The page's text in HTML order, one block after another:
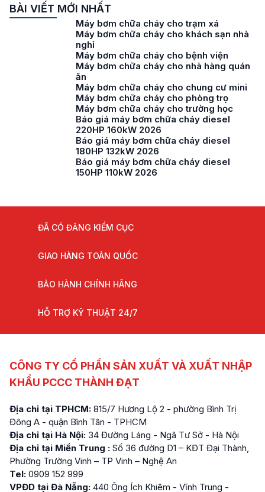
BÀI VIẾT MỚI NHẤT
Máy bơm chữa cháy cho trạm xá
Máy bơm chữa cháy cho khách sạn nhà
nghỉ
Máy bơm chữa cháy cho bệnh viện
Máy bơm chữa cháy cho nhà hàng quán
ăn
Máy bơm chữa cháy cho chung cư mini
Máy bơm chữa cháy cho phòng trọ
Máy bơm chữa cháy cho trường học
Báo giá máy bơm chữa cháy diesel
220HP 160kW 2026
Báo giá máy bơm chữa cháy diesel
180HP 132kW 2026
Báo giá máy bơm chữa cháy diesel
150HP 110kW 2026
ĐÃ CÓ ĐĂNG KIỂM CỤC
GIAO HÀNG TOÀN QUỐC
BẢO HÀNH CHÍNH HÃNG
HỖ TRỢ KỸ THUẬT 24/7
CÔNG TY CỔ PHẦN SẢN XUẤT VÀ XUẤT NHẬP
KHẨU PCCC THÀNH ĐẠT
Địa chỉ tại TPHCM: 815/7 Hương Lộ 2 - phường Bình Trị
Đông A - quận Bình Tân - TPHCM
Địa chỉ tại Hà Nội: 34 Đường Láng - Ngã Tư Sở - Hà Nội
Địa chỉ tại Miền Trung : Số 36 đường D1 – KĐT Đại Thành,
Phường Trường Vinh – TP Vinh – Nghệ An
Tel: 0909 152 999
VPĐD tại Đà Nẵng: 440 Ông Ích Khiêm - Vĩnh Trung -